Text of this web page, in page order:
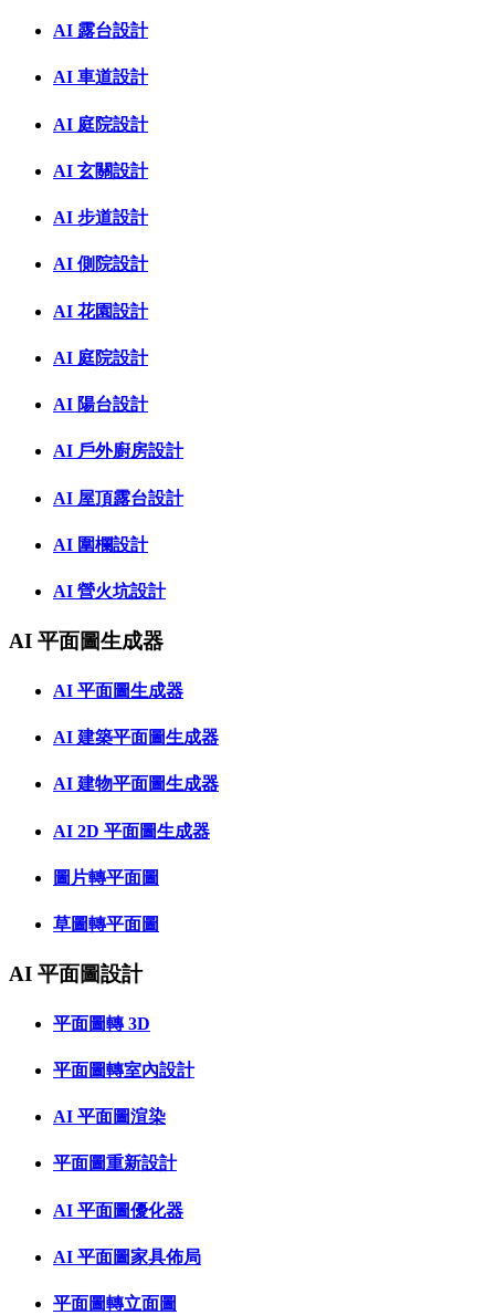
AI 露台設計
AI 車道設計
AI 庭院設計
AI 玄關設計
AI 步道設計
AI 側院設計
AI 花園設計
AI 庭院設計
AI 陽台設計
AI 戶外廚房設計
AI 屋頂露台設計
AI 圍欄設計
AI 營火坑設計
AI 平面圖生成器
AI 平面圖生成器
AI 建築平面圖生成器
AI 建物平面圖生成器
AI 2D 平面圖生成器
圖片轉平面圖
草圖轉平面圖
AI 平面圖設計
平面圖轉 3D
平面圖轉室內設計
AI 平面圖渲染
平面圖重新設計
AI 平面圖優化器
AI 平面圖家具佈局
平面圖轉立面圖